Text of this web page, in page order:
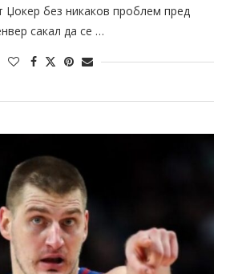
Џокер без никаков проблем пред
сакал да се …